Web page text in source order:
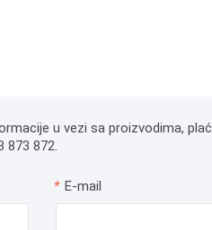
u vezi sa proizvodima,
872.
* E-mail